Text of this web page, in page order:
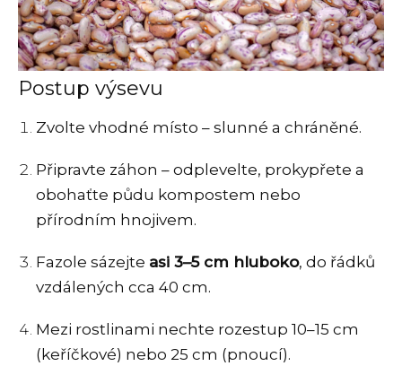
Postup výsevu
Zvolte vhodné místo – slunné a chráněné.
Připravte záhon – odplevelte, prokypřete a
obohaťte půdu kompostem nebo
přírodním hnojivem.
Fazole sázejte asi 3–5 cm hluboko, do řádků
vzdálených cca 40 cm.
Mezi rostlinami nechte rozestup 10–15 cm
(keříčkové) nebo 25 cm (pnoucí).